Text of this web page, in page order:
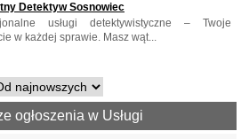
Detektyw Sosnowiec
usługi detektywistyczne – Twoje
w każdej sprawie. Masz wąt...
ogłoszenia w Usługi